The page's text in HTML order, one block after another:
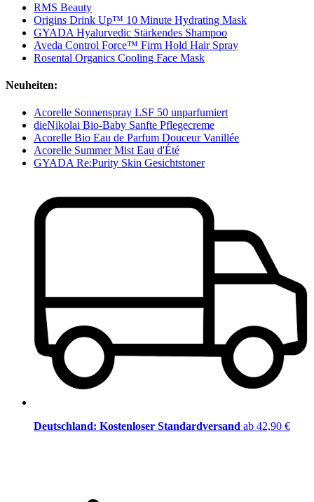
RMS Beauty
Origins Drink Up™ 10 Minute Hydrating Mask
GYADA Hyalurvedic Stärkendes Shampoo
Aveda Control Force™ Firm Hold Hair Spray
Rosental Organics Cooling Face Mask
Neuheiten:
Acorelle Sonnenspray LSF 50 unparfumiert
dieNikolai Bio-Baby Sanfte Pflegecreme
Acorelle Bio Eau de Parfum Douceur Vanillée
Acorelle Summer Mist Eau d'Été
GYADA Re:Purity Skin Gesichtstoner
Deutschland: Kostenloser Standardversand ab 42,90 €